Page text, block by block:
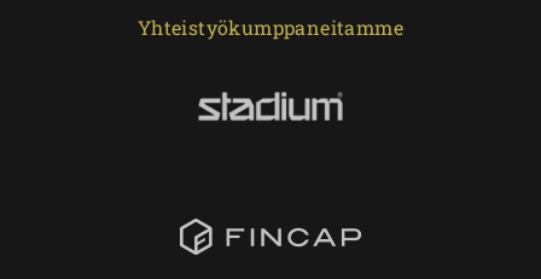
Yhteistyökumppaneitamme